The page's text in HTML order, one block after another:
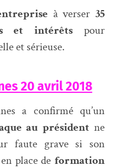
à verser35
et intérêts pour
et sérieuse.
20 avril 2018
a confirmé qu’un
au président ne
faute grave si son
place deformation